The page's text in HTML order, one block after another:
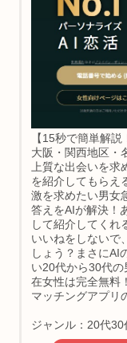
【15秒で簡単解
大阪・関西地区・
上質な出会いを求
を紹介してもらえ
激を求めたい男女
答えをAIが解決！
して紹介してくれ
いいねをしないで
しょう？まさにAI
い20代から30代
在女性は完全無料
マッチングアプリ
ジャンル：20代30